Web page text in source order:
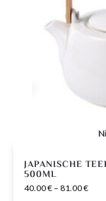
JAPANISCHE
500ML
40.00€ – 81.00€